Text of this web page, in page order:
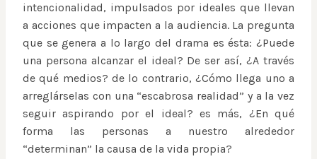
intencionalidad, impulsados por ideales que llevan
a acciones que impacten a la audiencia. La pregunta
que se genera a lo largo del drama es ésta: ¿Puede
una persona alcanzar el ideal? De ser así, ¿A través
de qué medios? de lo contrario, ¿Cómo llega uno a
arreglárselas con una “escabrosa realidad” y a la vez
seguir aspirando por el ideal? es más, ¿En qué
forma las personas a nuestro alrededor
“determinan” la causa de la vida propia?